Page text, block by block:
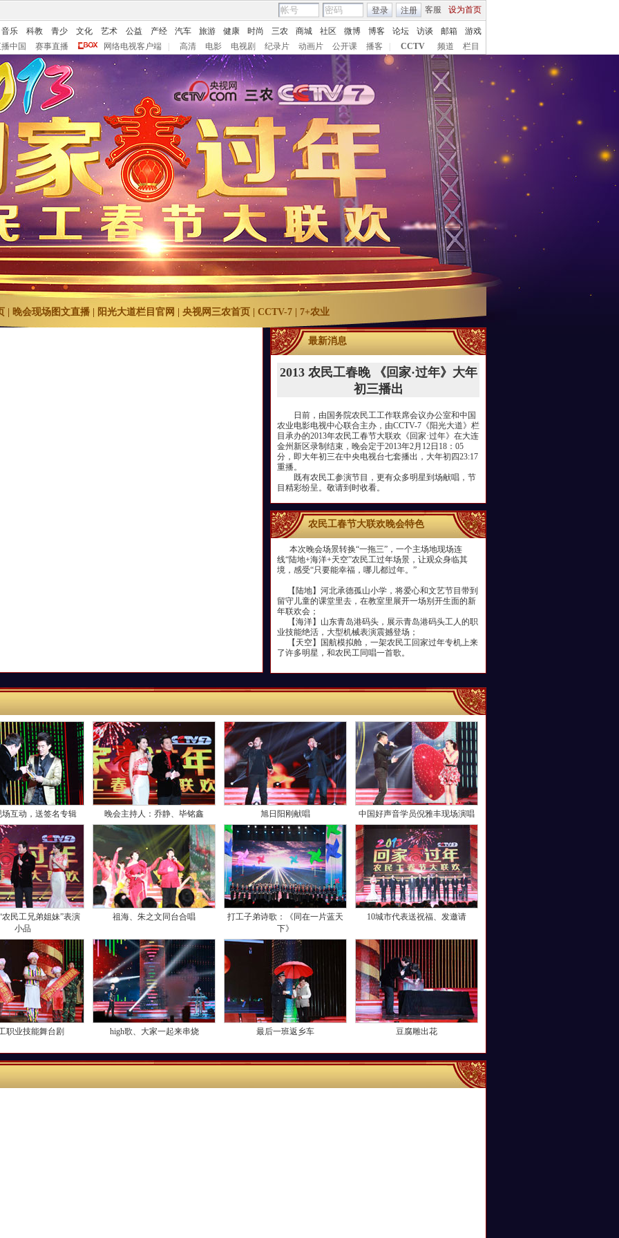
客服 设为首页
登录 注册
音乐 科教 青少 文化 艺术 公益 产经 汽车 旅游 健康 时尚 三农 商城 社区 微博 博客 论坛 访谈 邮箱
游戏
中国
赛事直播 网络电视客户端 高清 电影 电视剧 纪录片 动画片 公开课 播客 CCTV 频道 栏目
晚会现场图文直播 阳光大道栏目官网 央视网三农首页 CCTV-7 7+农业
最新消息
2013 农民工春晚 《回家·过年》大年
初三播出
日前，由国务院农民工工作联席会议办公室和中国
农业电影电视中心联合主办，由CCTV-7《阳光大道》栏
目承办的2013年农民工春节大联欢《回家·过年》在大连
金州新区录制结束，晚会定于2013年2月12日18：05
分，即大年初三在中央电视台七套播出，大年初四23:17
重播。
既有农民工参演节目，更有众多明星到场献唱，节
目精彩纷呈。敬请到时收看。
农民工春节大联欢晚会特色 更多
本次晚会场景转换“一拖三”，一个主场地现场连
线“陆地+海洋+天空”农民工过年场景，让观众身临其
境，感受“只要能幸福，哪儿都过年。”
【陆地】河北承德孤山小学，将爱心和文艺节目带到
留守儿童的课堂里去，在教室里展开一场别开生面的新
年联欢会；
【海洋】山东青岛港码头，展示青岛港码头工人的职
业技能绝活，大型机械表演震撼登场；
【天空】国航模拟舱，一架农民工回家过年专机上来
了许多明星，和农民工同唱一首歌。
更多
场互动，送签名专辑 晚会主持人：乔静、毕铭鑫 旭日阳刚献唱 中国好声音学员倪雅丰现场演唱
农民工兄弟姐妹”表演
小品
祖海、朱之文同台合唱
打工子弟诗歌：《同在一片蓝天
下》
10城市代表送祝福、发邀请
职业技能舞台剧 high歌、大家一起来串烧 最后一班返乡车 豆腐雕出花
更多